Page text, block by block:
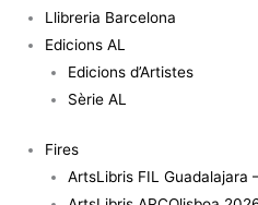
Llibreria Barcelona
Edicions AL
Edicions d’Artistes
Sèrie AL
Fires
ArtsLibris FIL Guadalajara